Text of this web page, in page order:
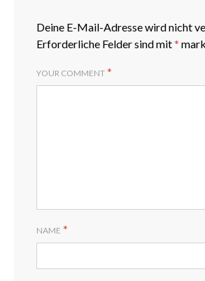
Deine E-Mail-Adresse wird nicht
Erforderliche Felder sind mit*
YOUR COMMENT *
NAME *